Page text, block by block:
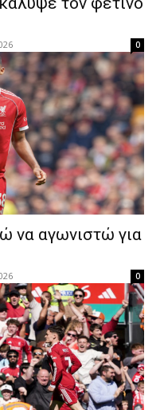
0
να αγωνιστώ για
0